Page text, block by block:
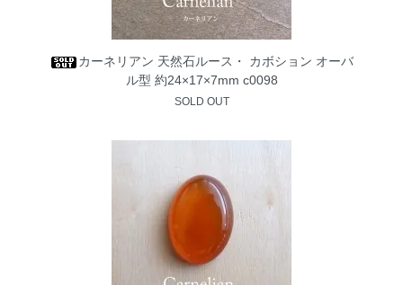
カーネリアン 天然石ルース・ カボション オーバ
ル型 約24×17×7mm c0098
SOLD OUT